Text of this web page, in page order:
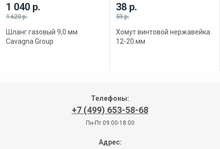
1 040 р.
1 620 р.
Шланг газовый 9,0 мм
Cavagna Group
38 р.
59 р.
Хомут винтовой нержавейка
12-20 мм
Телефоны:
+7 (499) 653-58-68
Пн-Пт 09:00-18:00
Адрес: